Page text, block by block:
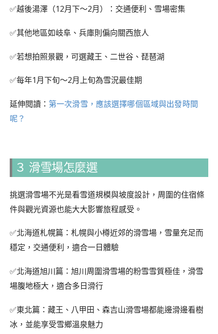
✅越後湯澤（12月下～2月）：交通便利、雪場密集
✅其他地區如岐阜、兵庫則偏向關西旅人
✅若想拍照景觀，可選藏王、二世谷、琵琶湖
✅每年1月下旬～2月上旬為雪況最佳期
延伸閱讀： 第一次滑雪，應該選擇哪個區域與出發時間
呢？
３ 滑雪場怎麼選
挑選滑雪場不光是看雪道規模與坡度設計，周圍的住宿條
件與觀光資源也能大大影響旅程感受。
✅北海道札幌篇：札幌與小樽近郊的滑雪場，雪量充足而
穩定，交通便利，適合一日體驗
✅北海道旭川篇：旭川周圍滑雪場的粉雪雪質極佳，滑雪
場腹地極大，適合多日滑行
✅東北篇：藏王、八甲田、森吉山滑雪場都能邊滑邊看樹
冰，並能享受雪鄉溫泉魅力